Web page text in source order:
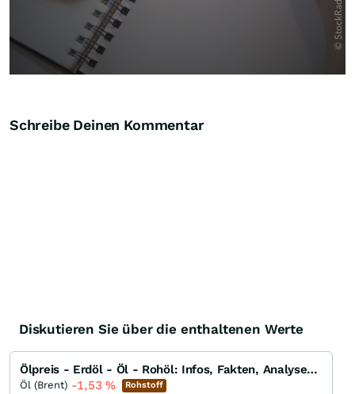
Schreibe Deinen Kommentar
Diskutieren Sie über die enthaltenen Werte
Ölpreis - Erdöl - Öl - Rohöl: Infos, Fakten, Analysen, Charts und Ausblick
Öl (Brent) -1,53 % Rohstoff